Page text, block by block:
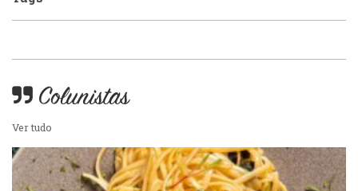
Sobremesas e sorvetes
Colunistas
Ver tudo